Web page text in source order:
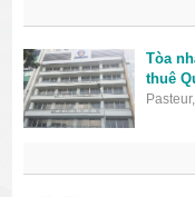
Tòa
thuê